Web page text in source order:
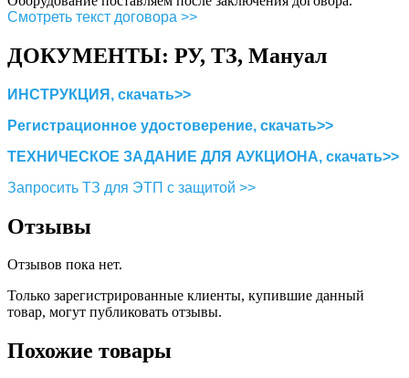
Смотреть текст договора >>
ДОКУМЕНТЫ: РУ, ТЗ, Мануал
ИНСТРУКЦИЯ, скачать>>
Регистрационное удостоверение, скачать>>
ТЕХНИЧЕСКОЕ ЗАДАНИЕ ДЛЯ АУКЦИОНА, скачать>>
Запросить ТЗ для ЭТП с защитой >>
Отзывы
Отзывов пока нет.
Только зарегистрированные клиенты, купившие данный
товар, могут публиковать отзывы.
Похожие товары